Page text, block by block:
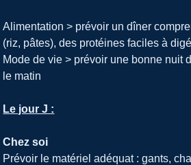
Alimentation > prévoir un dîner
(riz, pâtes), des protéines faciles à
Mode de vie > prévoir une bonne nuit
le matin
Le jour J :
Chez soi
Prévoir le matériel adéquat : gants,